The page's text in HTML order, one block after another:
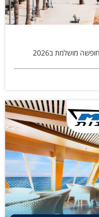
מושלמת ב2026